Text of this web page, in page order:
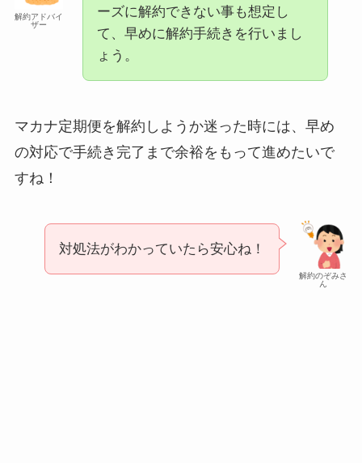
解約アドバイ
ザー
ーズに解約できない事も想定し
て、早めに解約手続きを行いまし
ょう。
マカナ定期便を解約しようか迷った時には、早め
の対応で手続き完了まで余裕をもって進めたいで
すね！
解約のぞみさ
ん
対処法がわかっていたら安心ね！